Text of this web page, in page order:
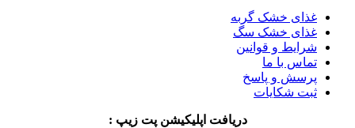
غذای خشک گربه
غذای خشک سگ
شرایط و قوانین
تماس با ما
پرسش و پاسخ
ثبت شکایات
دریافت اپلیکیشن پت زیپ :